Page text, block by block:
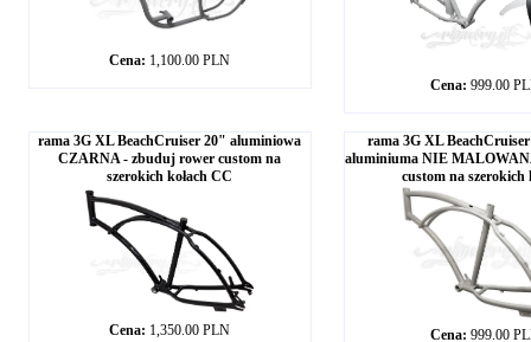
Cena: 1,100.00 PLN
Cena: 999.00
rama 3G XL BeachCruiser 20" aluminiowa
CZARNA - zbuduj rower custom na
szerokich kołach CC
Cena: 1,350.00 PLN
rama 3G XL
aluminiuma NIE
custom na szerokich
Cena: 999.00